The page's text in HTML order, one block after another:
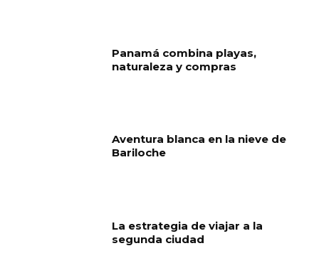
Panamá combina playas,
naturaleza y compras
Aventura blanca en la nieve de
Bariloche
La estrategia de viajar a la
segunda ciudad